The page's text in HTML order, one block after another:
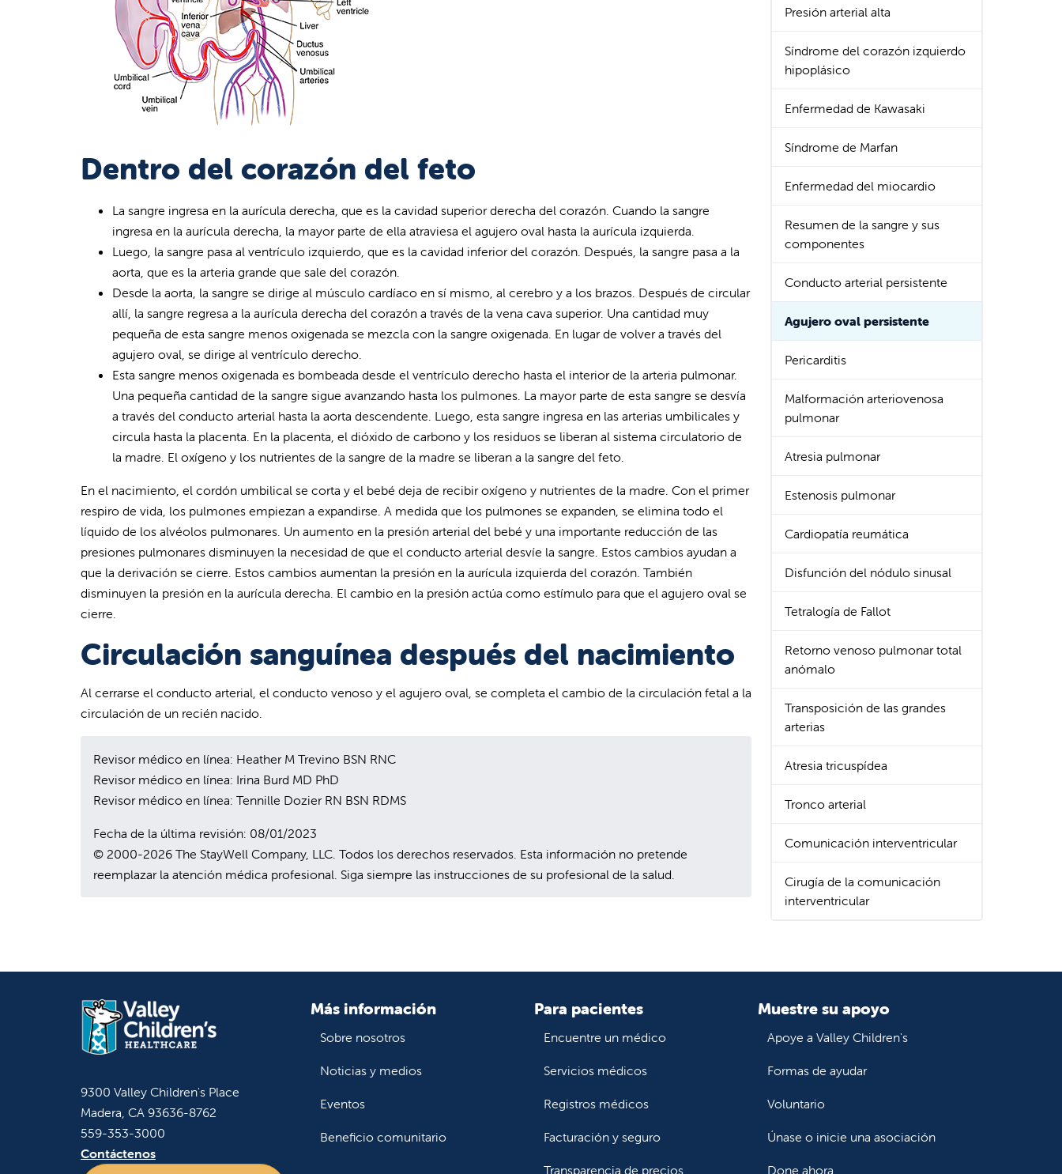
Dentro del corazón del feto
La sangre ingresa en la aurícula derecha, que es la cavidad superior derecha del corazón. Cuando la sangre
ingresa en la aurícula derecha, la mayor parte de ella atraviesa el agujero oval hasta la aurícula izquierda.
Luego, la sangre pasa al ventrículo izquierdo, que es la cavidad inferior del corazón. Después, la sangre pasa a la
aorta, que es la arteria grande que sale del corazón.
Desde la aorta, la sangre se dirige al músculo cardíaco en sí mismo, al cerebro y a los brazos. Después de circular
allí, la sangre regresa a la aurícula derecha del corazón a través de la vena cava superior. Una cantidad muy
pequeña de esta sangre menos oxigenada se mezcla con la sangre oxigenada. En lugar de volver a través del
agujero oval, se dirige al ventrículo derecho.
Esta sangre menos oxigenada es bombeada desde el ventrículo derecho hasta el interior de la arteria pulmonar.
Una pequeña cantidad de la sangre sigue avanzando hasta los pulmones. La mayor parte de esta sangre se desvía
a través del conducto arterial hasta la aorta descendente. Luego, esta sangre ingresa en las arterias umbilicales y
circula hasta la placenta. En la placenta, el dióxido de carbono y los residuos se liberan al sistema circulatorio de
la madre. El oxígeno y los nutrientes de la sangre de la madre se liberan a la sangre del feto.
En el nacimiento, el cordón umbilical se corta y el bebé deja de recibir oxígeno y nutrientes de la madre. Con el primer
respiro de vida, los pulmones empiezan a expandirse. A medida que los pulmones se expanden, se elimina todo el
líquido de los alvéolos pulmonares. Un aumento en la presión arterial del bebé y una importante reducción de las
presiones pulmonares disminuyen la necesidad de que el conducto arterial desvíe la sangre. Estos cambios ayudan a
que la derivación se cierre. Estos cambios aumentan la presión en la aurícula izquierda del corazón. También
disminuyen la presión en la aurícula derecha. El cambio en la presión actúa como estímulo para que el agujero oval se
cierre.
Circulación sanguínea después del nacimiento
Al cerrarse el conducto arterial, el conducto venoso y el agujero oval, se completa el cambio de la circulación fetal a la
circulación de un recién nacido.
Revisor médico en línea: Heather M Trevino BSN RNC
Revisor médico en línea: Irina Burd MD PhD
Revisor médico en línea: Tennille Dozier RN BSN RDMS
Fecha de la última revisión: 08/01/2023
© 2000-2026 The StayWell Company, LLC. Todos los derechos reservados. Esta información no pretende
reemplazar la atención médica profesional. Siga siempre las instrucciones de su profesional de la salud.
Presión arterial alta
Síndrome del corazón izquierdo
hipoplásico
Enfermedad de Kawasaki
Síndrome de Marfan
Enfermedad del miocardio
Resumen de la sangre y sus
componentes
Conducto arterial persistente
Agujero oval persistente
Pericarditis
Malformación arteriovenosa
pulmonar
Atresia pulmonar
Estenosis pulmonar
Cardiopatía reumática
Disfunción del nódulo sinusal
Tetralogía de Fallot
Retorno venoso pulmonar total
anómalo
Transposición de las grandes
arterias
Atresia tricuspídea
Tronco arterial
Comunicación interventricular
Cirugía de la comunicación
interventricular
9300 Valley Children's Place
Madera, CA 93636-8762
559-353-3000
Contáctenos
Más información
Sobre nosotros
Noticias y medios
Eventos
Beneficio comunitario
Para pacientes
Encuentre un médico
Servicios médicos
Registros médicos
Facturación y seguro
Transparencia de precios
Muestre su apoyo
Apoye a Valley Children's
Formas de ayudar
Voluntario
Únase o inicie una asociación
Done ahora